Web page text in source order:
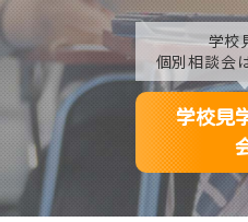
学校
個別相談会は
学校見